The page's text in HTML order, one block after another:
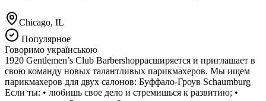
Chicago, IL
Популярное
Говоримо українською
1920 Gentlemen’s Club Barbershopрасширяется и приглашает в
свою команду новых талантливых парикмахеров. Мы ищем
парикмахеров для двух салонов: Буффало-Гроув Schaumburg
Если ты: • любишь свое дело и стремишься к развитию; •